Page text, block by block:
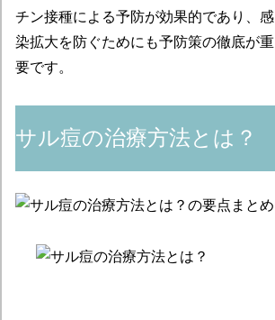
チン接種による予防が効果的であり、感
染拡大を防ぐためにも予防策の徹底が重
要です。
サル痘の治療方法とは？